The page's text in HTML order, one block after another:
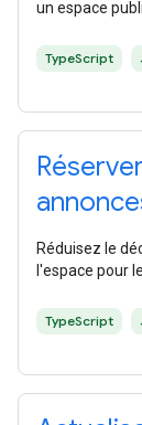
un espace
TypeScript
Réduisez le
l'espace pour
TypeScript